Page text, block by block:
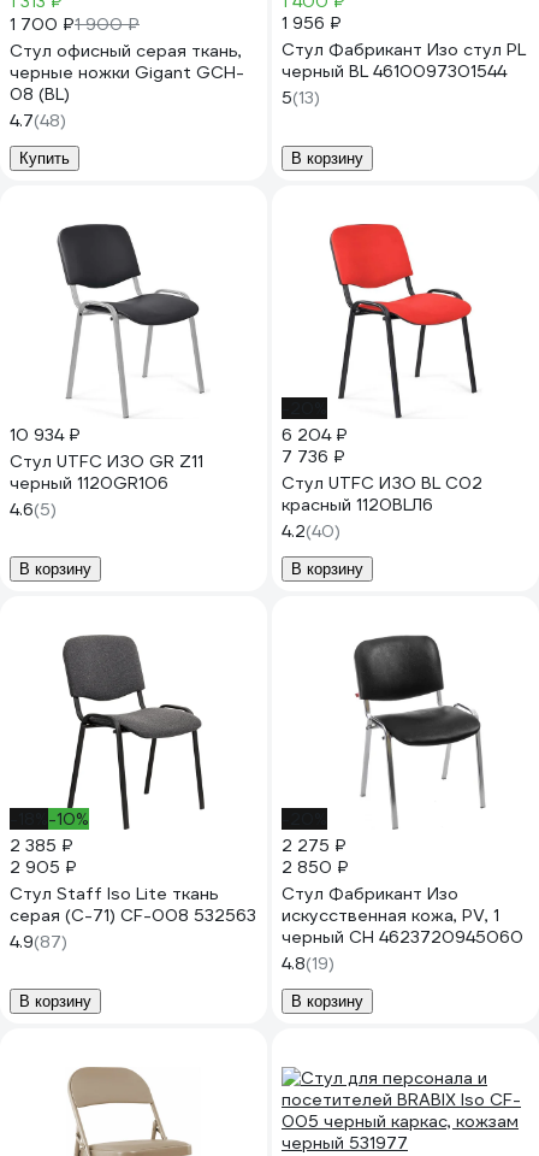
1 700 ₽1 900 ₽
Стул офисный серая ткань,
черные ножки Gigant GCH-
08 (BL)
4.7(48)
Купить
1 956 ₽
Стул Фабрикант Изо стул PL
черный BL 4610097301544
5(13)
В корзину
10 934 ₽
Стул UTFC ИЗО GR Z11
черный 1120GR106
4.6(5)
В корзину
6 204 ₽
7 736 ₽
Стул UTFC ИЗО BL С02
красный 1120BLЛ6
4.2(40)
В корзину
-10%
2 385 ₽
2 905 ₽
Стул Staff Iso Lite ткань
серая (С-71) CF-008 532563
4.9(87)
В корзину
2 275 ₽
2 850 ₽
Стул Фабрикант Изо
искусственная кожа, PV, 1
черный CH 4623720945060
4.8(19)
В корзину